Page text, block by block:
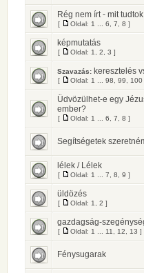
Rég nem írt - mit
[ Oldal: 1 6 7 8 ]
képmutatás
[ Oldal: 1 2 3 ]
Szavazás: keresztelés
[ Oldal: 1 98 99 100
Üdvözülhet-e egy
ember?
[ Oldal: 1 6 7 8 ]
Segítségetek
lélek / Lélek
[ Oldal: 1 7 8 9 ]
üldözés
[ Oldal: 1 2 ]
gazdagság-
[ Oldal: 1 11 12 13 ]
Fénysugarak